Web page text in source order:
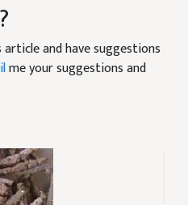
and have suggestions
me your suggestions and